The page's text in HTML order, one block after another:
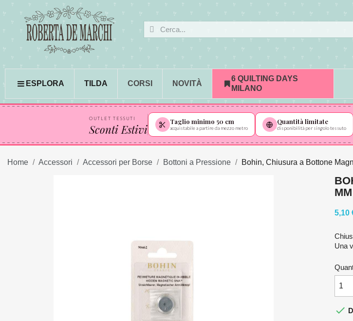
ESPLORA TILDA CORSI NOVITÀ
6 QUILTING DAYS
MILANO
OUTLET TESSUTI
Sconti Estivi
Taglio minimo 50 cm
acquistabile a partire da mezzo metro
Quantità limitate
disponibilità per singolo tessuto
Home Accessori Accessori per Borse Bottoni a Pressione Bohin, Chiusura a Bottone
MM
5,10
Una
